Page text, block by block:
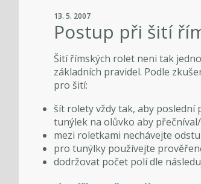
13. 5. 2007
Postup při šití
Šití římských rolet neni tak
základních pravidel. Podle
pro šití:
šít rolety vždy tak, aby
tunýlek na olůvko aby
mezi roletkami nechávejte
pro tunýlky používejte
dodržovat počet polí dle